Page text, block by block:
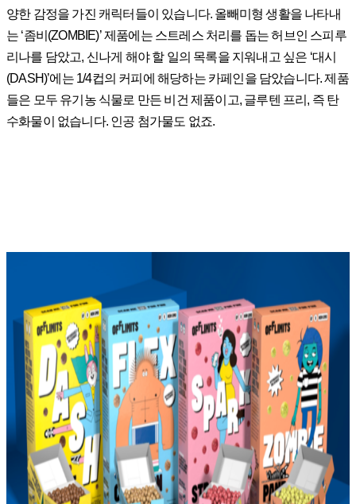
양한 감정을 가진 캐릭터들이 있습니다. 올빼미형 생활을 나타내
는 ‘좀비(ZOMBIE)’ 제품에는 스트레스 처리를 돕는 허브인 스피루
리나를 담았고, 신나게 해야 할 일의 목록을 지워내고 싶은 ‘대시
(DASH)’에는 1/4컵의 커피에 해당하는 카페인을 담았습니다.제품
들은 모두 유기농 식물로 만든 비건 제품이고, 글루텐 프리, 즉 탄
수화물이 없습니다. 인공 첨가물도 없죠.